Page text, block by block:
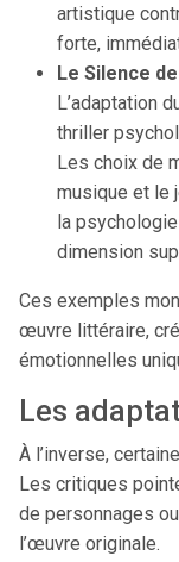
artistique
forte,
Le Silence
L’adaptation
thriller
Les choix de
musique et le
la
dimension
Ces exemples
œuvre littéraire,
émotionnelles
Les
À l’inverse,
Les critiques
de personnages
l’œuvre originale.